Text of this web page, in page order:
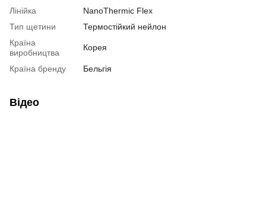
Лінійка
NanoThermic Flex
Тип щетини
Термостійкий нейлон
Країна
виробництва
Корея
Країна бренду Бельгія
Відео